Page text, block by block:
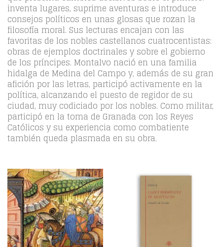
inventa lugares, suprime aventuras e introduce
consejos políticos en unas glosas que rozan la
filosofía moral. Sus lecturas encajan con las
favoritas de los nobles castellanos cuatrocentistas:
obras de ejemplos doctrinales y sobre el gobierno
de los príncipes. Montalvo nació en una familia
hidalga de Medina del Campo y, además de su gran
afición por las letras, participó activamente en la
política, alcanzando el puesto de regidor de su
ciudad, muy codiciado por los nobles. Como militar,
participó en la toma de Granada con los Reyes
Católicos y su experiencia como combatiente
también queda plasmada en su obra.